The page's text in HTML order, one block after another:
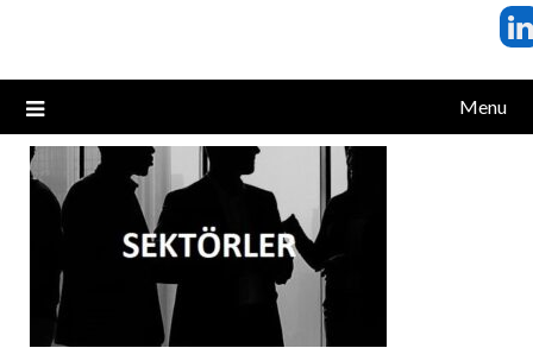
Menu